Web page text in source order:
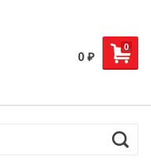
0
0 ₽